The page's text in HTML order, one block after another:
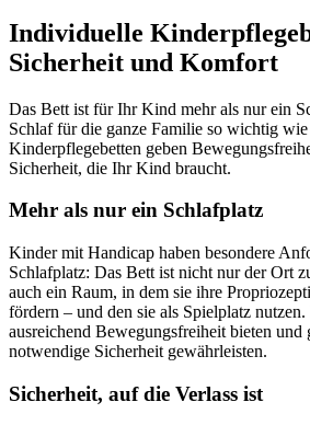
Individuelle
Sicherheit und Komfort
Das Bett ist für Ihr Kind mehr als nur ein
Schlaf für die ganze Familie so wichtig wie
Kinderpflegebetten geben
Sicherheit, die Ihr Kind braucht.
Mehr als nur ein Schlafplatz
Kinder mit Handicap haben besondere
Schlafplatz: Das Bett ist nicht nur der Ort
auch ein Raum, in dem sie ihre
fördern – und den sie als Spielplatz nutzen.
ausreichend Bewegungsfreiheit bieten und
notwendige Sicherheit gewährleisten.
Sicherheit, auf die Verlass ist